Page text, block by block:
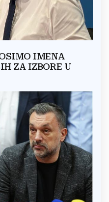
IMENA
ZA IZBORE U